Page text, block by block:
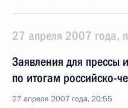
27 апреля 2007 года,
Заявления для прессы
по итогам российско-
27 апреля 2007 года, 20:55